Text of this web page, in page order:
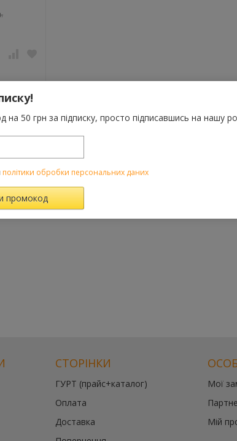
СТОРІНКИ
ГУРТ (прайс+каталог)
Оплата
Доставка
Мої
Мій
50 грн за підписку, просто підписавшись на нашу
політики обробки персональних даних